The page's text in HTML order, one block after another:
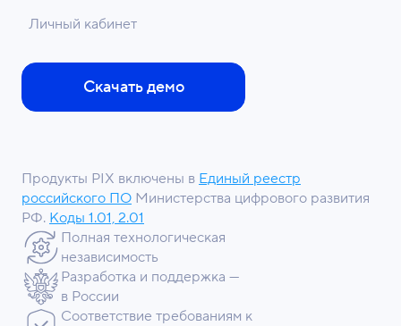
Скачать демо
Личный кабинет
Продукты PIX включены в Единый реестр
российского ПО Министерства цифрового развития
РФ. Коды 1.01, 2.01
Полная технологическая
независимость
Разработка и поддержка —
в России
Соответствие требованиям к